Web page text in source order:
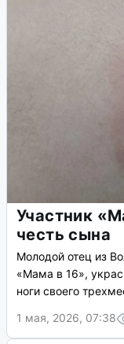
Участник
честь сына
Молодой отец из
«Мама в 16»,
ноги своего
1 мая, 2026, 07:38